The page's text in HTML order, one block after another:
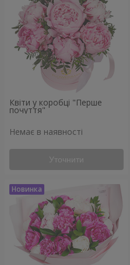
Квіти у коробці "Перше
почуття"
Немає в наявності
Уточнити